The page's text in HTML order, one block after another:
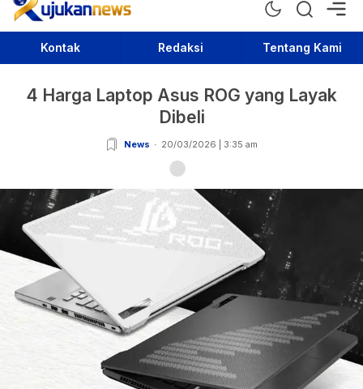
Rujukan News
Satu Rujukan Sejuta Informasi
Kontak Redaksi Tentang Kami
4 Harga Laptop Asus ROG yang Layak
Dibeli
News 20/03/2026 | 3:35 am